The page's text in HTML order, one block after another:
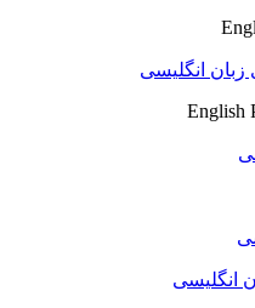
انگلیسی
English
انگلیسی